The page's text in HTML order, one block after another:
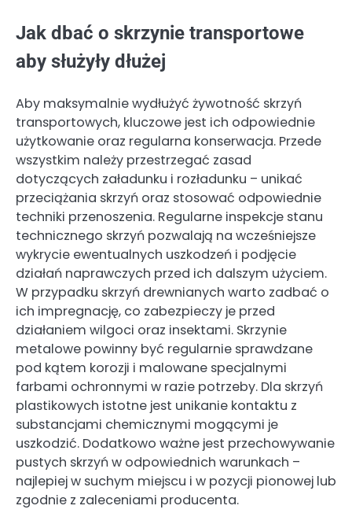
Jak dbać o skrzynie transportowe
aby służyły dłużej
Aby maksymalnie wydłużyć żywotność skrzyń
transportowych, kluczowe jest ich odpowiednie
użytkowanie oraz regularna konserwacja. Przede
wszystkim należy przestrzegać zasad
dotyczących załadunku i rozładunku – unikać
przeciążania skrzyń oraz stosować odpowiednie
techniki przenoszenia. Regularne inspekcje stanu
technicznego skrzyń pozwalają na wcześniejsze
wykrycie ewentualnych uszkodzeń i podjęcie
działań naprawczych przed ich dalszym użyciem.
W przypadku skrzyń drewnianych warto zadbać o
ich impregnację, co zabezpieczy je przed
działaniem wilgoci oraz insektami. Skrzynie
metalowe powinny być regularnie sprawdzane
pod kątem korozji i malowane specjalnymi
farbami ochronnymi w razie potrzeby. Dla skrzyń
plastikowych istotne jest unikanie kontaktu z
substancjami chemicznymi mogącymi je
uszkodzić. Dodatkowo ważne jest przechowywanie
pustych skrzyń w odpowiednich warunkach –
najlepiej w suchym miejscu i w pozycji pionowej lub
zgodnie z zaleceniami producenta.